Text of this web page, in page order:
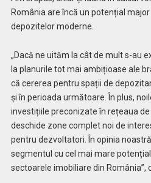
România are încă un potențial
depozitelor moderne.
„Dacă ne uităm la cât de mult s-au
la planurile tot mai ambițioase ale
că cererea pentru spații de
și în perioada următoare. În plus,
investițiile preconizate în rețeaua
deschide zone complet noi de
pentru dezvoltatori. În opinia
segmentul cu cel mai mare
sectoarele imobiliare din România”,